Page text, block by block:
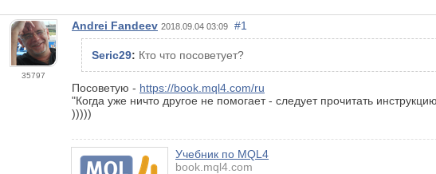
35797
Andrei Fandeev 2018.09.04 03:09 #1
Seric29: Кто что посоветует?
Посоветую - https://book.mql4.com/ru
"Когда уже ничто другое не помогает - следует прочитать
)))))
Учебник по MQL4
book.mql4.com